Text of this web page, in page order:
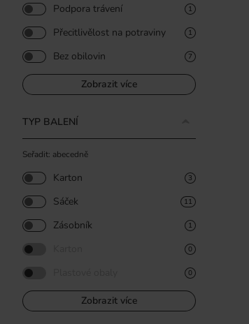
Podpora trávení 1
Přecitlivělost na potraviny 1
Bez obilovin 7
Zobrazit více
TYP BALENÍ
Seřadit: abecedně
Karton 3
Sáček 11
Zásobník 1
0
0
Zobrazit více